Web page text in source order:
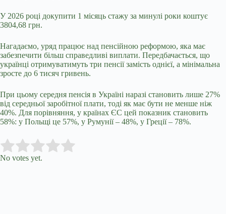
У 2026 році докупити 1 місяць стажу за минулі роки коштує
3804,68 грн.
Нагадаємо, уряд працює над пенсійною реформою, яка має
забезпечити більш справедливі виплати. Передбачається, що
українці отримуватимуть три пенсії замість однієї, а мінімальна
зросте до 6 тисяч гривень.
При цьому середня пенсія в Україні наразі становить лише 27%
від середньої заробітної плати, тоді як має бути не менше ніж
40%. Для порівняння, у країнах ЄС цей показник становить
58%: у Польщі це 57%, у Румунії – 48%, у Греції – 78%.
Rate this item:
No votes yet.